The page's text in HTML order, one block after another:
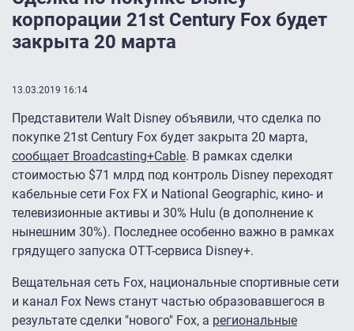
корпорации 21st Century Fox будет
закрыта 20 марта
13.03.2019 16:14
Представители Walt Disney объявили, что сделка по
покупке 21st Century Fox будет закрыта 20 марта,
сообщает Broadcasting+Cable. В рамках сделки
стоимостью $71 млрд под контроль Disney переходят
кабельные сети Fox FX и National Geographic, кино- и
телевизионные активы и 30% Hulu (в дополнение к
нынешним 30%). Последнее особенно важно в рамках
грядущего запуска OTT-сервиса Disney+.
Вещательная сеть Fox, национальные спортивные сети
и канал Fox News станут частью образовавшегося в
результате сделки "нового" Fox, а региональные